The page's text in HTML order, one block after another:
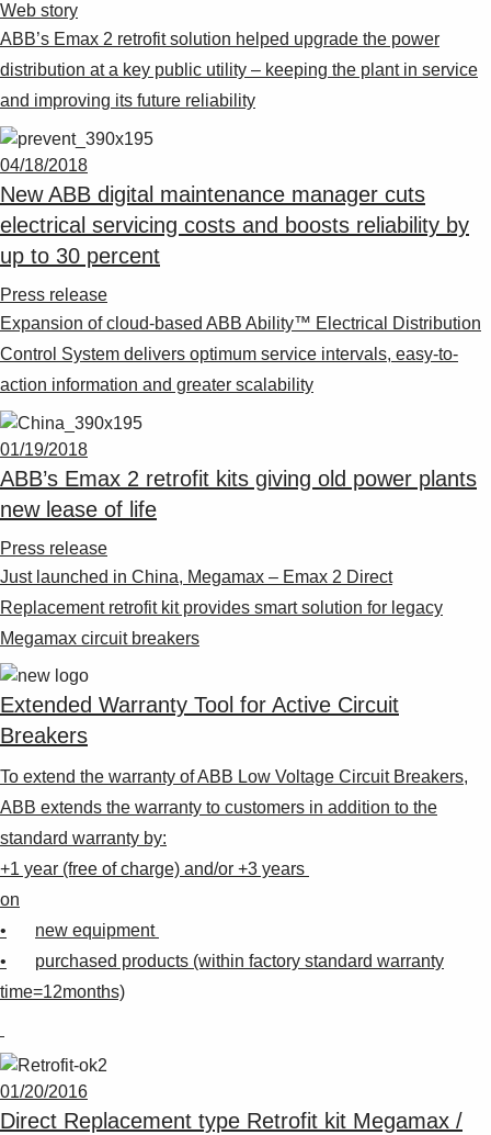
Suggestions
Products
Shopping list preview
0
Web story
ABB’s Emax 2 retrofit solution helped upgrade the power
distribution at a key public utility – keeping the plant in service
and improving its future reliability
04/18/2018
New ABB digital maintenance manager cuts
electrical servicing costs and boosts reliability by
up to 30 percent
Press release
Expansion of cloud-based ABB Ability™ Electrical Distribution
Control System delivers optimum service intervals, easy-to-
action information and greater scalability
01/19/2018
ABB’s Emax 2 retrofit kits giving old power plants
new lease of life
Press release
Just launched in China, Megamax – Emax 2 Direct
Replacement retrofit kit provides smart solution for legacy
Megamax circuit breakers
Extended Warranty Tool for Active Circuit
Breakers
To extend the warranty of ABB Low Voltage Circuit Breakers,
ABB extends the warranty to customers in addition to the
standard warranty by:
+1 year (free of charge) and/or +3 years
on
•
new equipment
•
purchased products (within factory standard warranty
time=12months)
01/20/2016
Direct Replacement type Retrofit kit Megamax /